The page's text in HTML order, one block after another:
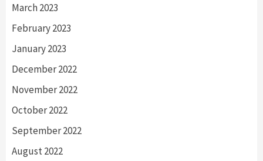
March 2023
February 2023
January 2023
December 2022
November 2022
October 2022
September 2022
August 2022